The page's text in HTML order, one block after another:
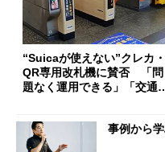
“Suicaが使えない”クレカ・
QR専用改札機に賛否 「問
題なく運用できる」「交通
事例から